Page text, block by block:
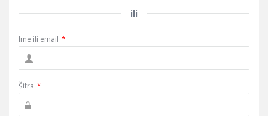
ili
Ime ili email *
Šifra *